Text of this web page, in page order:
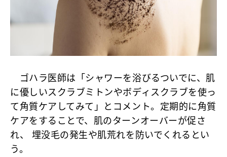
ゴハラ医師は「シャワーを浴びるついでに、肌
に優しいスクラブミトンやボディスクラブを使っ
て角質ケアしてみて」とコメント。定期的に角質
ケアをすることで、肌のターンオーバーが促さ
れ、 埋没毛の発生や肌荒れを防いでくれるとい
う。